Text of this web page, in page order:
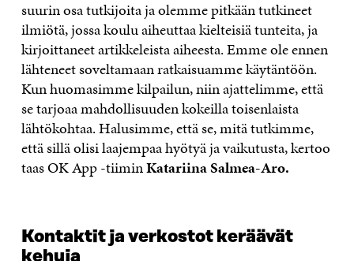
suurin osa tutkijoita ja olemme pitkään tutkineet
ilmiötä, jossa koulu aiheuttaa kielteisiä tunteita, ja
kirjoittaneet artikkeleista aiheesta. Emme ole ennen
lähteneet soveltamaan ratkaisuamme käytäntöön.
Kun huomasimme kilpailun, niin ajattelimme, että
se tarjoaa mahdollisuuden kokeilla toisenlaista
lähtökohtaa. Halusimme, että se, mitä tutkimme,
että sillä olisi laajempaa hyötyä ja vaikutusta, kertoo
taas OK App -tiiminKatariina Salmea-Aro.
Kontaktit ja verkostot keräävät
kehuja